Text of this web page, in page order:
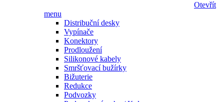
Otevřít
menu
Distribuční desky
Vypínače
Konektory
Prodloužení
Silikonové kabely
Smršťovací bužírky
Bižuterie
Redukce
Podvozky